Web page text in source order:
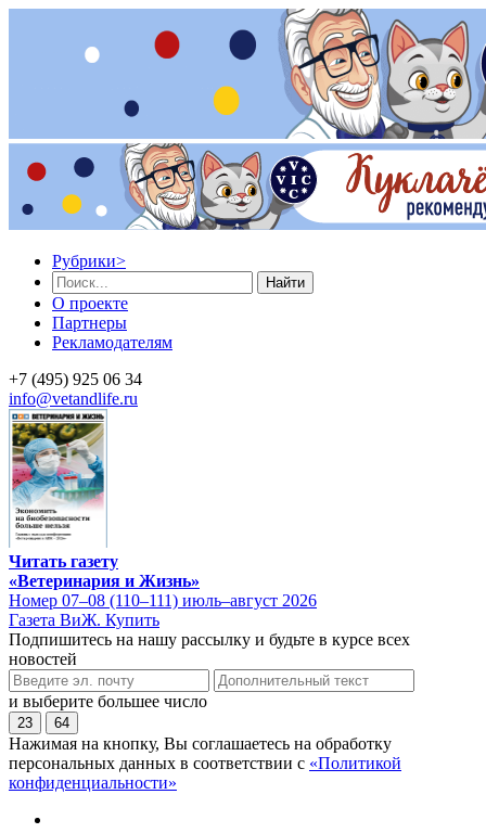
Рубрики>
Найти
О проекте
Партнеры
Рекламодателям
+7 (495) 925 06 34
info@vetandlife.ru
Читать газету
«Ветеринария и Жизнь»
Номер 07–08 (110–111) июль–август 2026
Газета ВиЖ. Купить
Подпишитесь на нашу рассылку и будьте в курсе всех
новостей
и выберите большее число
23 64
Нажимая на кнопку, Вы соглашаетесь на обработку
персональных данных в соответствии с «Политикой
конфиденциальности»